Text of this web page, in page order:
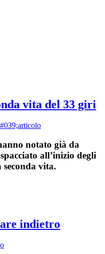
vita del 33 giri
notato già da
all’inizio degli
vita.
indietro